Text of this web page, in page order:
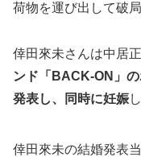
荷物を運び出して破
倖田來未さんは中居
ンド「BACK-ON」
発表し、同時に妊娠
倖田來未の結婚発表当